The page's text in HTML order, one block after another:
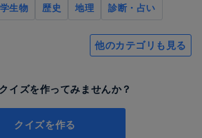
生物 歴史 地理 診断・占い
他のカテゴリも見る
イズを作ってみませんか？
クイズを作る